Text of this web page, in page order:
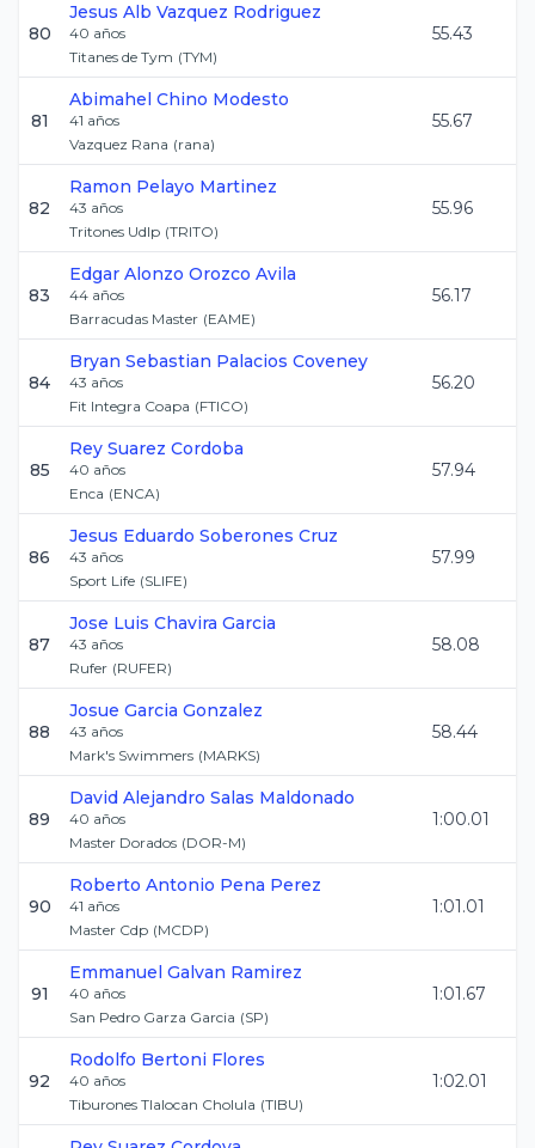
80
Jesus Alb Vazquez Rodriguez
40 años
Titanes de Tym (TYM)
55.43
81
Abimahel Chino Modesto
41 años
Vazquez Rana (rana)
55.67
82
Ramon Pelayo Martinez
43 años
Tritones Udlp (TRITO)
55.96
83
Edgar Alonzo Orozco Avila
44 años
Barracudas Master (EAME)
56.17
84
Bryan Sebastian Palacios Coveney
43 años
Fit Integra Coapa (FTICO)
56.20
85
Rey Suarez Cordoba
40 años
Enca (ENCA)
57.94
86
Jesus Eduardo Soberones Cruz
43 años
Sport Life (SLIFE)
57.99
87
Jose Luis Chavira Garcia
43 años
Rufer (RUFER)
58.08
88
Josue Garcia Gonzalez
43 años
Mark's Swimmers (MARKS)
58.44
89
David Alejandro Salas Maldonado
40 años
Master Dorados (DOR-M)
1:00.01
90
Roberto Antonio Pena Perez
41 años
Master Cdp (MCDP)
1:01.01
91
Emmanuel Galvan Ramirez
40 años
San Pedro Garza Garcia (SP)
1:01.67
92
Rodolfo Bertoni Flores
40 años
Tiburones Tlalocan Cholula (TIBU)
1:02.01